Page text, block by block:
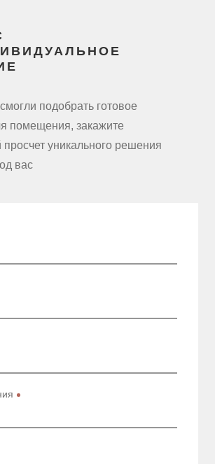
подобрать готовое
помещения, закажите
уникального решения
вас